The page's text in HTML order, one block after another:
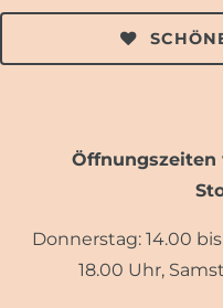
Öffnungszeiten
Donnerstag: 14.00
18.00 Uhr,